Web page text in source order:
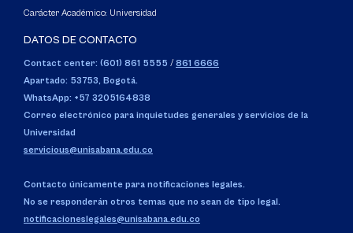
Carácter Académico: Universidad
DATOS DE CONTACTO
Contact center: (601) 861 5555 / 861 6666
Apartado: 53753, Bogotá.
WhatsApp: +57 3205164838
Correo electrónico para inquietudes generales y servicios de la
Universidad
servicious@unisabana.edu.co
Contacto únicamente para notificaciones legales.
No se responderán otros temas que no sean de tipo legal.
notificacioneslegales@unisabana.edu.co